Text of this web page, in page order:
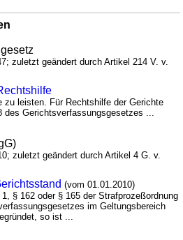
zuletzt geändert durch Artikel 214 V. v.
zu leisten. Für Rechtshilfe der Gerichte
des Gerichtsverfassungsgesetzes ...
zuletzt geändert durch Artikel 4 G. v.
(vom 01.01.2010)
1, § 162 oder § 165 der Strafprozeßordnung
im Geltungsbereich
so ist ...